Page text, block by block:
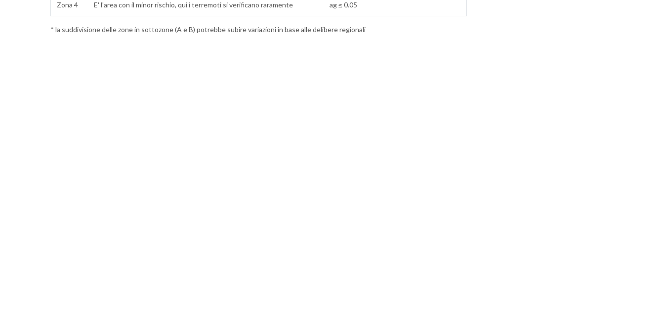
Zona 4 E' l'area con il minor rischio, qui i terremoti si verificano raramente ag ≤ 0.05
* la suddivisione delle zone in sottozone (A e B) potrebbe subire variazioni in base alle delibere regionali